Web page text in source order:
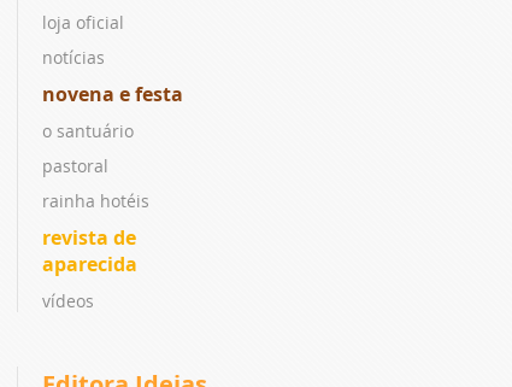
loja oficial
notícias
novena e festa
o santuário
pastoral
rainha hotéis
revista de
aparecida
vídeos